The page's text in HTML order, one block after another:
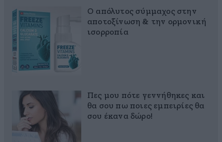
Ο απόλυτος σύμμαχος στην
αποτοξίνωση & την ορμονική
ισορροπία
Πες μου πότε γεννήθηκες και
θα σου πω ποιες εμπειρίες θα
σου έκανα δώρο!